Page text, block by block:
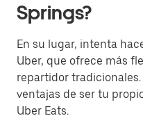
Springs?
En su lugar, intenta
Uber, que ofrece más
repartidor
ventajas de ser tu
Uber Eats.